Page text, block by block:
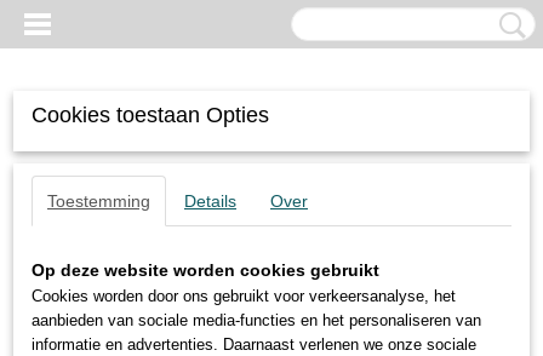
Cookies toestaan Opties
Toestemming Details Over
Op deze website worden cookies gebruikt
Cookies worden door ons gebruikt voor verkeersanalyse, het
aanbieden van sociale media-functies en het personaliseren van
informatie en advertenties. Daarnaast verlenen we onze sociale